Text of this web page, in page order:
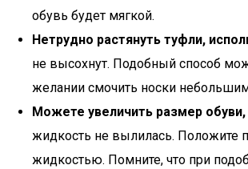
обувь будет мягкой.
Нетрудно растянуть туфли,
не высохнут. Подобный способ
желании смочить носки
Можете увеличить размер
жидкость не вылилась. Положите
жидкостью. Помните, что при